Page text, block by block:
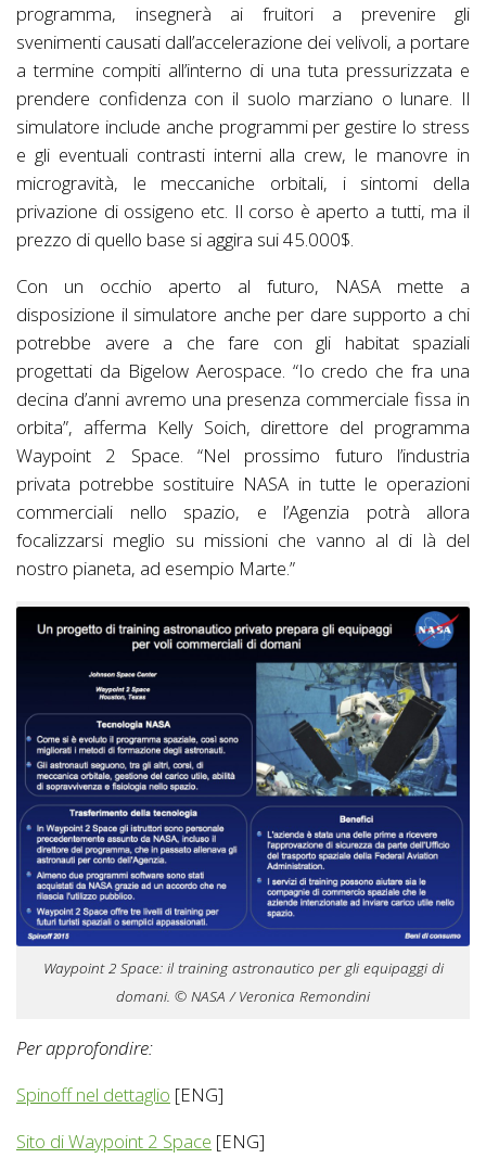
programma, insegnerà ai fruitori a prevenire gli
svenimenti causati dall’accelerazione dei velivoli, a portare
a termine compiti all’interno di una tuta pressurizzata e
prendere confidenza con il suolo marziano o lunare. Il
simulatore include anche programmi per gestire lo stress
e gli eventuali contrasti interni alla crew, le manovre in
microgravità, le meccaniche orbitali, i sintomi della
privazione di ossigeno etc. Il corso è aperto a tutti, ma il
prezzo di quello base si aggira sui 45.000$.
Con un occhio aperto al futuro, NASA mette a
disposizione il simulatore anche per dare supporto a chi
potrebbe avere a che fare con gli habitat spaziali
progettati da Bigelow Aerospace. “Io credo che fra una
decina d’anni avremo una presenza commerciale fissa in
orbita”, afferma Kelly Soich, direttore del programma
Waypoint 2 Space. “Nel prossimo futuro l’industria
privata potrebbe sostituire NASA in tutte le operazioni
commerciali nello spazio, e l’Agenzia potrà allora
focalizzarsi meglio su missioni che vanno al di là del
nostro pianeta, ad esempio Marte.”
Waypoint 2 Space: il training astronautico per gli equipaggi di
domani. © NASA / Veronica Remondini
Per approfondire:
Spinoff nel dettaglio [ENG]
Sito di Waypoint 2 Space [ENG]